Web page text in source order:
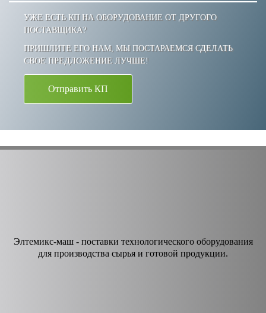
УЖЕ ЕСТЬ КП НА ОБОРУДОВАНИЕ ОТ ДРУГОГО
ПОСТАВЩИКА?
ПРИШЛИТЕ ЕГО НАМ, МЫ ПОСТАРАЕМСЯ СДЕЛАТЬ
СВОЕ ПРЕДЛОЖЕНИЕ ЛУЧШЕ!
Отправить КП
Элтемикс-маш - поставки технологического оборудования
для производства сырья и готовой продукции.